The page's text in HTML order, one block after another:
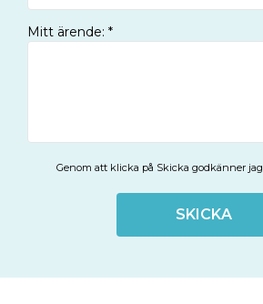
Mitt ärende: *
Genom att klicka på Skicka godkänner jag
SKICKA